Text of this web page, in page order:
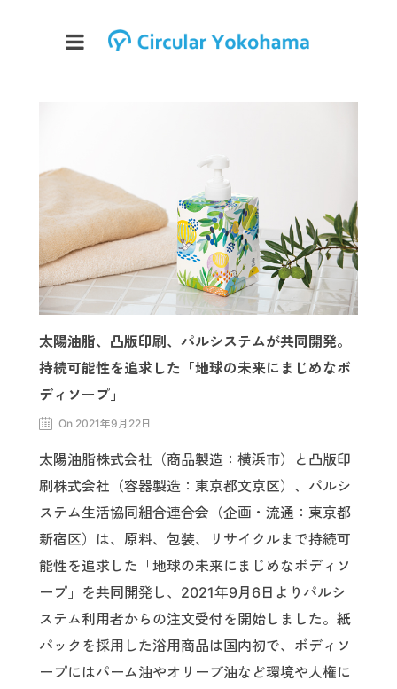
太陽油脂、凸版印刷、パルシステムが共同開発。
持続可能性を追求した「地球の未来にまじめなボ
ディソープ」
On 2021年9月22日
太陽油脂株式会社（商品製造：横浜市）と凸版印
刷株式会社（容器製造：東京都文京区）、パルシ
ステム生活協同組合連合会（企画・流通：東京都
新宿区）は、原料、包装、リサイクルまで持続可
能性を追求した「地球の未来にまじめなボディソ
ープ」を共同開発し、2021年9月6日よりパルシ
ステム利用者からの注文受付を開始しました。紙
パックを採用した浴用商品は国内初で、ボディソ
ープにはパーム油やオリーブ油など環境や人権に